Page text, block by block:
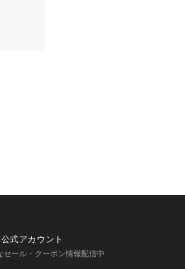
式アカウント
セール・クーポン情報配信中